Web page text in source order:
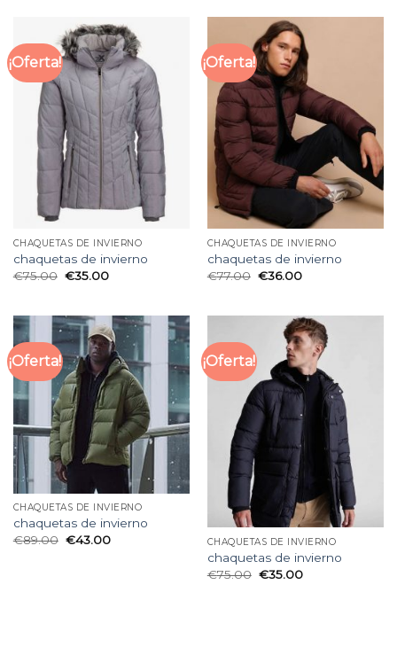
¡Oferta!
CHAQUETAS DE INVIERNO
chaquetas de invierno
€75.00 €35.00
¡Oferta!
CHAQUETAS DE INVIERNO
chaquetas de invierno
€77.00 €36.00
¡Oferta!
CHAQUETAS DE INVIERNO
chaquetas de invierno
€89.00 €43.00
¡Oferta!
CHAQUETAS DE INVIERNO
chaquetas de invierno
€75.00 €35.00